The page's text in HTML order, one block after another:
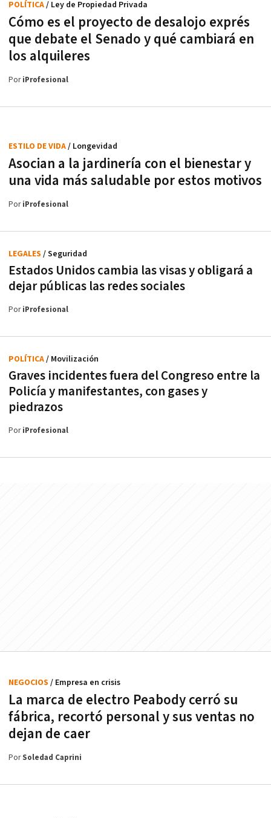
Cómo es el proyecto de desalojo exprés
que debate el Senado y qué cambiará en
los alquileres
POLÍTICA/ Ley de Propiedad Privada
PoriProfesional
Asocian a la jardinería con el bienestar y
una vida más saludable por estos motivos
ESTILO DE VIDA/ Longevidad
PoriProfesional
Estados Unidos cambia las visas y obligará a
dejar públicas las redes sociales
LEGALES / Seguridad
PoriProfesional
Graves incidentes fuera del Congreso entre la
Policía y manifestantes, con gases y
piedrazos
POLÍTICA/ Movilización
PoriProfesional
La marca de electro Peabody cerró su
fábrica, recortó personal y sus ventas no
dejan de caer
NEGOCIOS / Empresa en crisis
PorSoledad Caprini